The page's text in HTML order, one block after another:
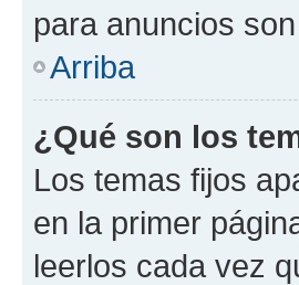
para anuncios
Arriba
¿Qué son los
Los temas fijos
en la primer
leerlos cada vez